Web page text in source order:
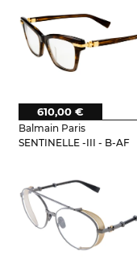
Balmain Paris
SENTINELLE -III - B-AF
610,00 €